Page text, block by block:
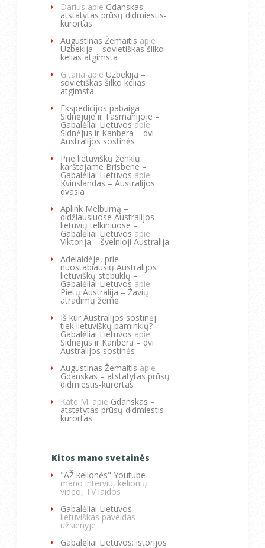
Darius apie Gdanskas –
atstatytas prūsų didmiestis-
kurortas
Augustinas Žemaitis apie
Uzbekija – sovietiškas šilko
kelias atgimsta
Gitana apie Uzbekija –
sovietiškas šilko kelias
atgimsta
Ekspedicijos pabaiga –
Sidnėjuje ir Tasmanijoje –
Gabalėliai Lietuvos apie
Sidnėjus ir Kanbera – dvi
Australijos sostinės
Prie lietuviškų ženklų
karštajame Brisbene –
Gabalėliai Lietuvos apie
Kvinslandas – Australijos
dvasia
Aplink Melburną –
didžiausiuose Australijos
lietuvių telkiniuose –
Gabalėliai Lietuvos apie
Viktorija – švelnioji Australija
Adelaidėje, prie
nuostabiausių Australijos
lietuviškų stebuklų –
Gabalėliai Lietuvos apie
Pietų Australija – Žavių
atradimų žemė
Iš kur Australijos sostinėj
tiek lietuviškų paminklų? –
Gabalėliai Lietuvos apie
Sidnėjus ir Kanbera – dvi
Australijos sostinės
Augustinas Žemaitis apie
Gdanskas – atstatytas prūsų
didmiestis-kurortas
Kate M. apie Gdanskas –
atstatytas prūsų didmiestis-
kurortas
Kitos mano svetainės
"AŽ kelionės" Youtube –
mano interviu, kelionių
video, TV laidos
Gabalėliai Lietuvos –
lietuviškas paveldas
užsienyje
Gabalėliai Lietuvos: istorijos